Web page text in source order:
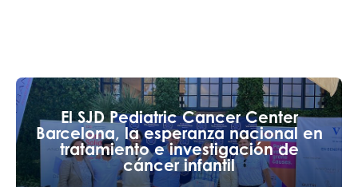
El SJD Pediatric Cancer Center
Barcelona, la esperanza nacional en
tratamiento e investigación de
cáncer infantil